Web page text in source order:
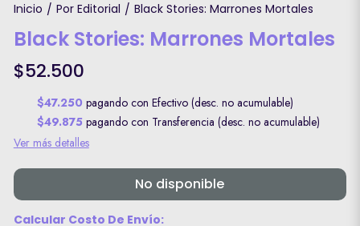
Inicio / Por Editorial / Black Stories: Marrones Mortales
Black Stories: Marrones Mortales
$52.500
$47.250 pagando con Efectivo (desc. no acumulable)
$49.875 pagando con Transferencia (desc. no acumulable)
Ver más detalles
No disponible
Calcular Costo De Envío: